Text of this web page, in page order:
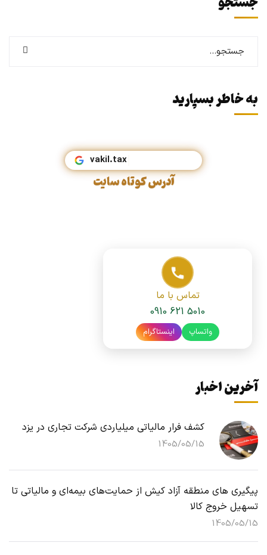
به خاطر بسپارید
vakil.
آدرس کوتاه سایت
تماس با ما
0910 621 5010
واتساپ اینستاگرام
آخرین اخبار
کشف فرار مالیاتی میلیاردی شرکت تجاری در یزد
1405/05/15
پیگیری های منطقه آزاد کیش از حمایت‌های بیمه‌ای و مالیاتی تا
تسهیل خروج کالا
1405/05/15